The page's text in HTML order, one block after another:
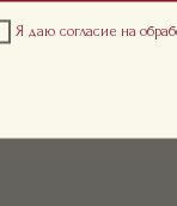
Я даю согласие на